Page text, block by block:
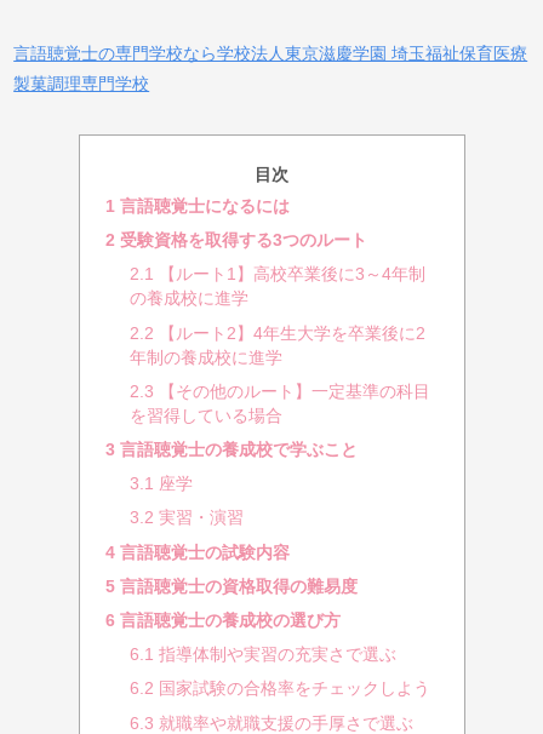
言語聴覚士の専門学校なら学校法人東京滋慶学園 埼玉福祉保育医療
製菓調理専門学校
目次
1言語聴覚士になるには
2受験資格を取得する3つのルート
2.1 【ルート1】高校卒業後に3～4年制
の養成校に進学
2.2 【ルート2】4年生大学を卒業後に2
年制の養成校に進学
2.3 【その他のルート】一定基準の科目
を習得している場合
3 言語聴覚士の養成校で学ぶこと
3.1 座学
3.2 実習・演習
4言語聴覚士の試験内容
5言語聴覚士の資格取得の難易度
6言語聴覚士の養成校の選び方
6.1 指導体制や実習の充実さで選ぶ
6.2 国家試験の合格率をチェックしよう
6.3 就職率や就職支援の手厚さで選ぶ